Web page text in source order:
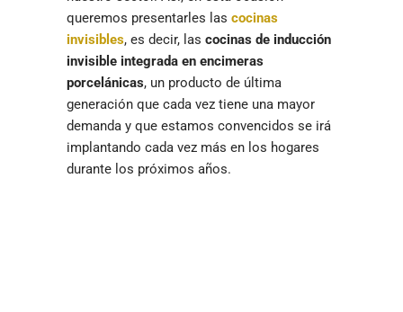
queremos presentarles las cocinas
invisibles, es decir, las cocinas de inducción
invisible integrada en encimeras
porcelánicas, un producto de última
generación que cada vez tiene una mayor
demanda y que estamos convencidos se irá
implantando cada vez más en los hogares
durante los próximos años.